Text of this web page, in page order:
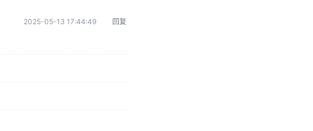
2025-05-13 17:44:49 回复